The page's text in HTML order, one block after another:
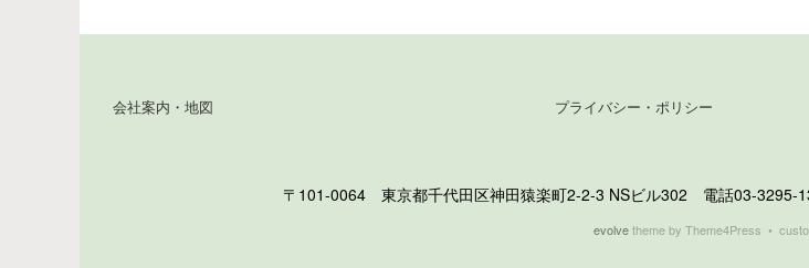
会社案内・地図 プライバシー・ポリシー
〒101-0064 東京都千代田区神田猿楽町2-2-3 NSビル302 電話03-3295-
evolvetheme by Theme4Press •